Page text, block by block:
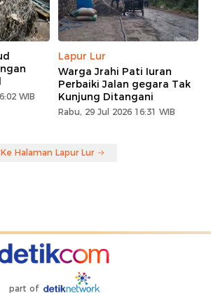
WIB
Lapur Lur
Warga Jrahi Pati Iuran
Perbaiki Jalan gegara Tak
Kunjung Ditangani
Rabu, 29 Jul 2026 16:31 WIB
Ke Halaman Lapur Lur
part of